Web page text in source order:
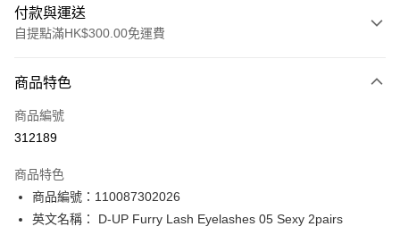
付款與運送
自提點滿HK$300.00免運費
信用卡
Apple Pay
PayMe
WeChat Pay
商品特色
商品編號
312189
商品特色
商品編號：110087302026
英文名稱： D-UP Furry Lash Eyelashes 05 Sexy 2pairs